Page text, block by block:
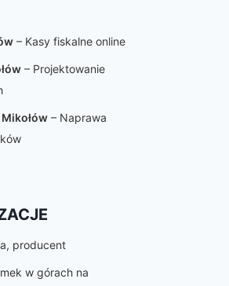
– Kasy fiskalne online
– Projektowanie
– Naprawa
producent
w górach na